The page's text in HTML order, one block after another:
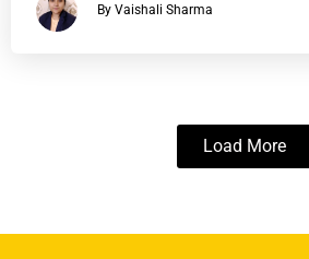
By Vaishali Sharma
Load More